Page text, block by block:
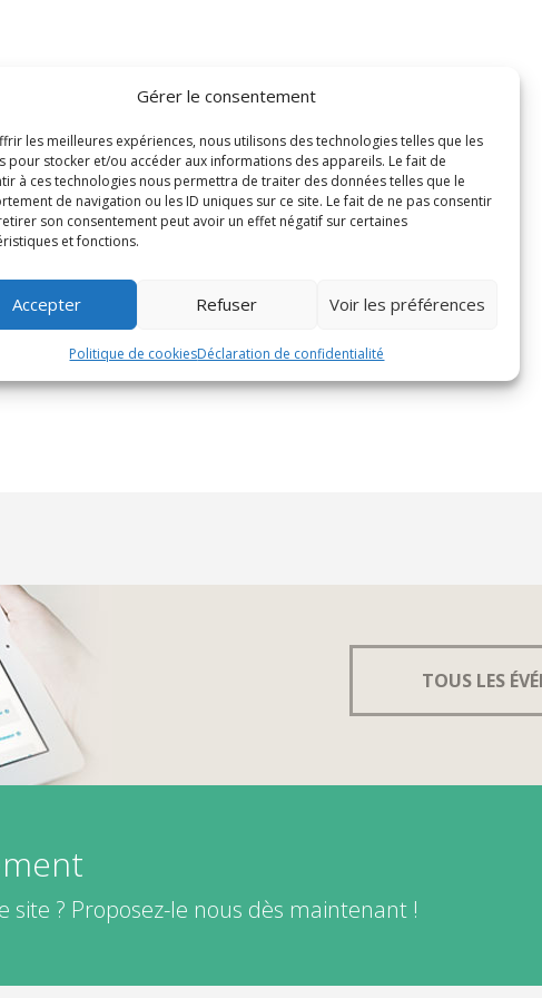
Gérer le consentement
les meilleures expériences, nous utilisons des technologies telles que les
pour stocker et/ou accéder aux informations des appareils. Le fait de
à ces technologies nous permettra de traiter des données telles que le
de navigation ou les ID uniques sur ce site. Le fait de ne pas consentir
son consentement peut avoir un effet négatif sur certaines
et fonctions.
Accepter Refuser Voir les préférences
Politique de cookiesDéclaration de confidentialité
TOUS LES
? Proposez-le nous dès maintenant !